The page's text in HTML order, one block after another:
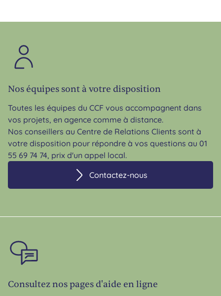
Nos équipes sont à votre disposition
Toutes les équipes du CCF vous accompagnent dans
vos projets, en agence comme à distance.
Nos conseillers au Centre de Relations Clients sont à
votre disposition pour répondre à vos questions au 01
55 69 74 74, prix d'un appel local.
Contactez-nous
Consultez nos pages d'aide en ligne